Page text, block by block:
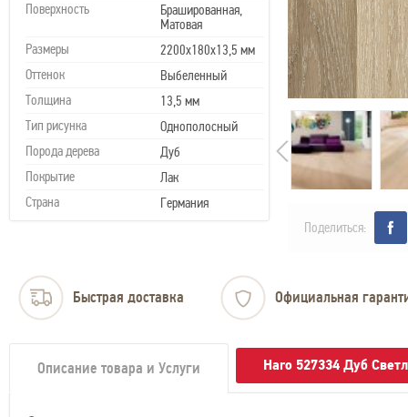
Поверхность
Брашированная,
Матовая
Размеры
2200х180х13,5 мм
Оттенок
Выбеленный
Толщина
13,5 мм
Тип рисунка
Однополосный
Порода дерева
Дуб
Покрытие
Лак
Страна
Германия
Поделиться:
Быстрая доставка Официальная
Описание товара и Услуги Haro 527334 Дуб